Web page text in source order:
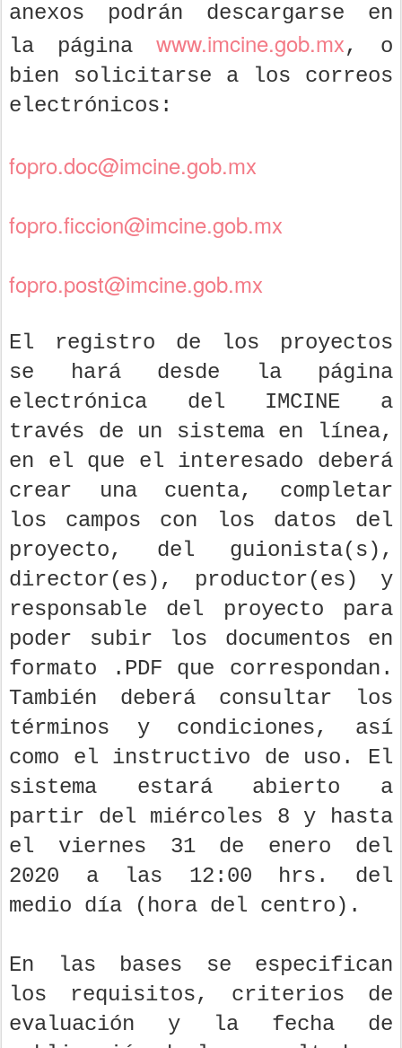
anexos podrán descargarse en
la página www.imcine.gob.mx, o
bien solicitarse a los correos
electrónicos:
fopro.doc@imcine.gob.mx
fopro.ficcion@imcine.gob.mx
fopro.post@imcine.gob.mx
El registro de los proyectos
se hará desde la página
electrónica del IMCINE a
través de un sistema en línea,
en el que el interesado deberá
crear una cuenta, completar
los campos con los datos del
proyecto, del guionista(s),
director(es), productor(es) y
responsable del proyecto para
poder subir los documentos en
formato .PDF que correspondan.
También deberá consultar los
términos y condiciones, así
como el instructivo de uso. El
sistema estará abierto a
partir del miércoles 8 y hasta
el viernes 31 de enero del
2020 a las 12:00 hrs. del
medio día (hora del centro).
En las bases se especifican
los requisitos, criterios de
evaluación y la fecha de